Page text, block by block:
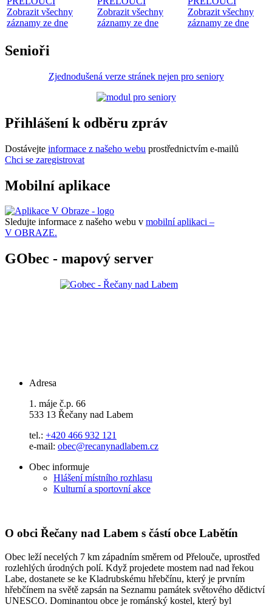
Zobrazit všechny
záznamy ze dne
Zobrazit všechny
záznamy ze dne
Zobrazit všechny
záznamy ze dne
Senioři
Zjednodušená verze stránek nejen pro seniory
Přihlášení k odběru zpráv
Dostávejte informace z našeho webu prostřednictvím e-mailů
Chci se zaregistrovat
Mobilní aplikace
Sledujte informace z našeho webu v mobilní aplikaci –
V OBRAZE.
GObec - mapový server
Adresa
1. máje č.p. 66
533 13 Řečany nad Labem
tel.: +420 466 932 121
e-mail: obec@recanynadlabem.cz
Obec informuje
Hlášení místního rozhlasu
Kulturní a sportovní akce
O obci Řečany nad Labem s částí obce Labětín
Obec leží necelých 7 km západním směrem od Přelouče, uprostřed
rozlehlých úrodných polí. Když projedete mostem nad nad řekou
Labe, dostanete se ke Kladrubskému hřebčínu, který je prvním
hřebčínem na světě zapsán na Seznamu památek světového dědictví
UNESCO. Dominantou obce je románský kostel, který byl